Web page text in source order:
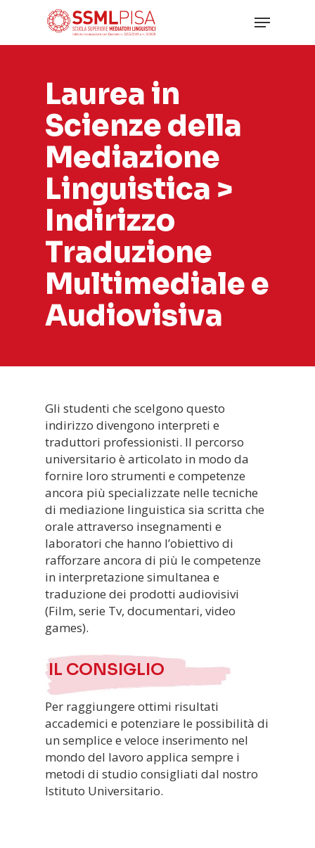
main
Menu
Laurea in
Scienze della
Mediazione
Linguistica >
Indirizzo
Traduzione
Multimediale e
Audiovisiva
Gli studenti che scelgono questo
indirizzo divengono interpreti e
traduttori professionisti. Il percorso
universitario è articolato in modo da
fornire loro strumenti e competenze
ancora più specializzate nelle tecniche
di mediazione linguistica sia scritta che
orale attraverso insegnamenti e
laboratori che hanno l’obiettivo di
rafforzare ancora di più le competenze
in interpretazione simultanea e
traduzione dei prodotti audiovisivi
(Film, serie Tv, documentari, video
games).
IL CONSIGLIO
Per raggiungere ottimi risultati
accademici e potenziare le possibilità di
un semplice e veloce inserimento nel
mondo del lavoro applica sempre i
metodi di studio consigliati dal nostro
Istituto Universitario.
Close